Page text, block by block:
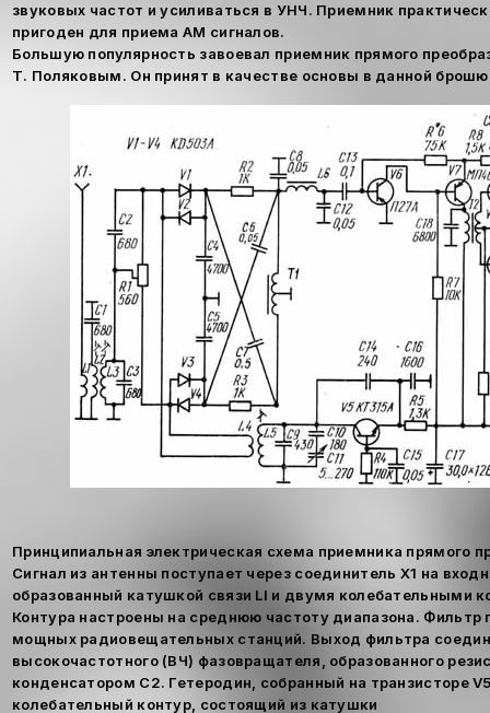
звуковых частот и усиливаться в УНЧ. Приемник
пригоден для приема AM сигналов.
Большую популярность завоевал приемник прямого
Т. Поляковым. Он принят в качестве основы в данной
Принципиальная электрическая схема приемника прямого
Сигнал из антенны поступает через соединитель X1 на
образованный катушкой связи LI и двумя колебательными
Контура настроены на среднюю частоту диапазона. Фильтр
мощных радиовещательных станций. Выход фильтра
высокочастотного (ВЧ) фазовращателя, образованного
конденсатором С2. Гетеродин, собранный на транзисторе
колебательный контур, состоящий из катушки